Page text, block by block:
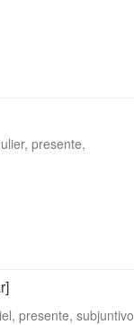
presente,
presente, subjuntivo